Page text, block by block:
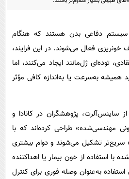
سرگرمی
گوناگون
محیط زیست
فرهنگی
بین الملل
اجتماعی
پیامک
آشپزیدفاعی بدن هستند که هنگام
فعال می‌شوند. در این فرایند،
توده‌ای ژل‌مانند ایجاد می‌کنند، اما
به‌سرعت یا به‌اندازه کافی مؤثر
ساینس‌آلرت، پژوهشگران در کانادا و
مهندسی‌شده» طراحی کرده‌اند که با
سریع‌تر تشکیل می‌شوند و دوام بیشتری
با استفاده از خون بیمار یا اهداکننده
به‌عنوان وصله فوری برای کنترل